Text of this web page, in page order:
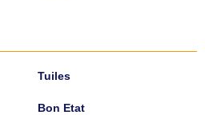
Tuiles
Bon Etat